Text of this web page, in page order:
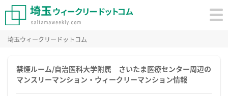
埼玉ウィークリードットコム
禁煙ルーム/自治医科大学附属 さいたま医療センター周辺の
マンスリーマンション・ウィークリーマンション情報